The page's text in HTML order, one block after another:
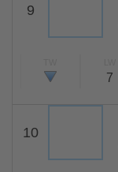
9
7
10